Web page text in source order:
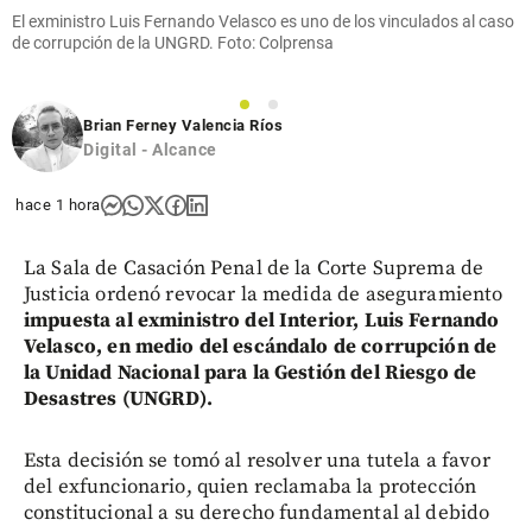
El exministro Luis Fernando Velasco es uno de los vinculados al caso
de corrupción de la UNGRD. Foto: Colprensa
1
2
Brian Ferney Valencia Ríos
Digital - Alcance
hace 1 hora
La Sala de Casación Penal de la Corte Suprema de
Justicia ordenó revocar la medida de aseguramiento
impuesta al exministro del Interior, Luis Fernando
Velasco, en medio del escándalo de corrupción de
la Unidad Nacional para la Gestión del Riesgo de
Desastres (UNGRD).
Esta decisión se tomó al resolver una tutela a favor
del exfuncionario, quien reclamaba la protección
constitucional a su derecho fundamental al debido